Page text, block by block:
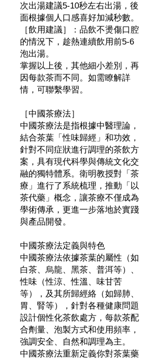
次出湯建議5-10秒左右出湯，後
面根據個人口感喜好加減秒數。
［飲用建議］：品飲不燙傷口腔
的情況下，趁熱連續飲用前5-6
泡出湯。
掌握以上後，其他細小差別，再
因每款茶而不同。如需瞭解詳
情，可聯繫學習。
［中國茶療法］
中國茶療法是指根據中醫理論，
結合茶葉「性味歸經」和功效，
針對不同症狀進行調理的茶飲方
案，具有現代科學與傳統文化交
融的獨特體系。衛明教授對「茶
療」進行了系統梳理，推動「以
茶代藥」概念，讓茶療不僅成為
學術傳承，更進一步落地於實踐
與產品開發。
中國茶療法定義與特色
中國茶療法依據茶葉的屬性（如
白茶、烏龍、黑茶、普洱等）、
性味（性涼、性溫、味甘苦
等），及其所歸經絡（如歸肺、
胃、腎等），針對各種健康問題
設計個性化茶飲處方，每款茶配
合劑量、泡製方式和使用頻率，
強調安全、自然和調理為主。
中國茶療法重新定義你對茶葉藥